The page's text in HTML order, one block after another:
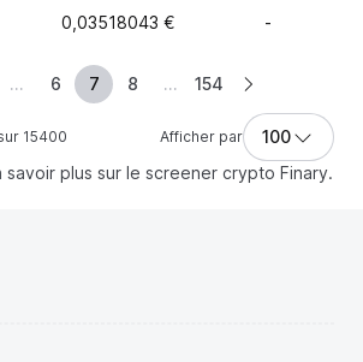
0,03518043 € -
15400
... 6 7 8 ... 154
Afficher par
100
savoir plus sur le screener crypto Finary.